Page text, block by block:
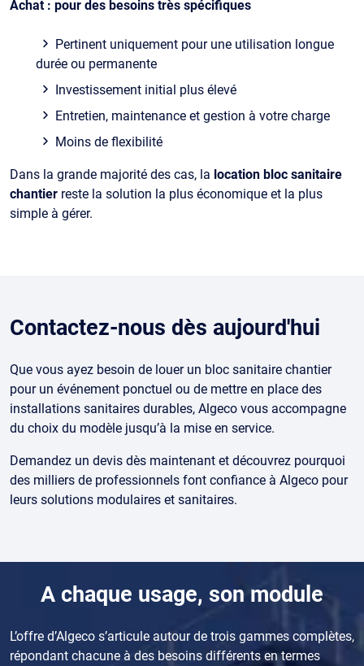
Achat : pour des besoins très spécifiques
Pertinent uniquement pour une utilisation longue
durée ou permanente
Investissement initial plus élevé
Entretien, maintenance et gestion à votre charge
Moins de flexibilité
Dans la grande majorité des cas, la location bloc sanitaire
chantier reste la solution la plus économique et la plus
simple à gérer.
Contactez-nous dès aujourd'hui
Que vous ayez besoin de louer un bloc sanitaire chantier
pour un événement ponctuel ou de mettre en place des
installations sanitaires durables, Algeco vous accompagne
du choix du modèle jusqu’à la mise en service.
Demandez un devis dès maintenant et découvrez pourquoi
des milliers de professionnels font confiance à Algeco pour
leurs solutions modulaires et sanitaires.
A chaque usage, son module
L’offre d’Algeco s’articule autour de trois gammes complètes,
répondant chacune à des besoins différents en termes